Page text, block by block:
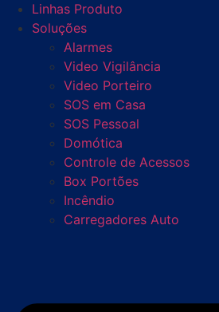
Linhas Produto
Soluções
Alarmes
Video Vigilância
Video Porteiro
SOS em Casa
SOS Pessoal
Domótica
Controle de Acessos
Box Portões
Incêndio
Carregadores Auto